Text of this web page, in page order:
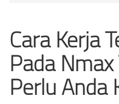
Cara Kerja
Pada
Perlu Anda